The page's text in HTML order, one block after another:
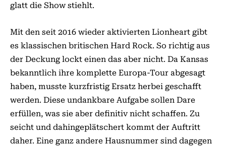
glatt die Show stiehlt.
Mit den seit 2016 wieder aktivierten Lionheart gibt
es klassischen britischen Hard Rock. So richtig aus
der Deckung lockt einen das aber nicht. Da Kansas
bekanntlich ihre komplette Europa-Tour abgesagt
haben, musste kurzfristig Ersatz herbei geschafft
werden. Diese undankbare Aufgabe sollen Dare
erfüllen, was sie aber definitiv nicht schaffen. Zu
seicht und dahingeplätschert kommt der Auftritt
daher. Eine ganz andere Hausnummer sind dagegen